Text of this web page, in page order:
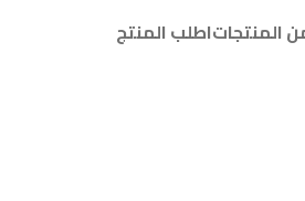
المنتجاتاطلب المنتج